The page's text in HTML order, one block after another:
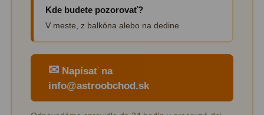
Turistika 22
Ornitológia11
Všeobecné16
Mikroskopy93
Kde budete pozorovať?
V meste, z balkóna alebo na dedine
✉ Napísať na
info@astroobchod.sk